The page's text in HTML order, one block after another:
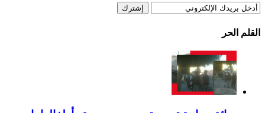
القلم الحر